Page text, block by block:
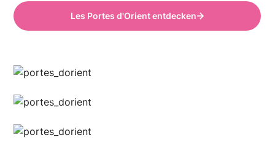
Les Portes d'Orient entdecken
Anthony @food_is_my_bestff
Anthony @food_is_my_bestff
Anthony @food_is_my_bestff